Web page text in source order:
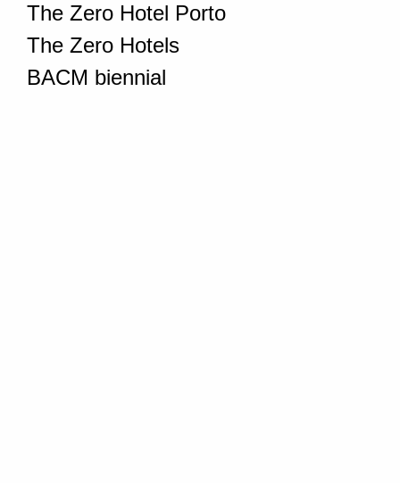
The Zero Hotel Porto
The Zero Hotels
BACM biennial